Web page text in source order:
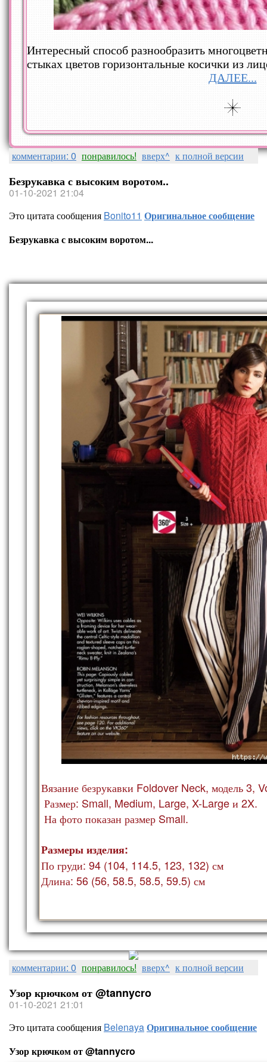
Интересный способ разнообразить
стыках цветов горизонтальные косички из
ДАЛЕЕ...
комментарии: 0 понравилось! вверх^ к полной версии
Безрукавка с высоким воротом..
01-10-2021 21:04
Это цитата сообщения Bonito11 Оригинальное сообщение
Безрукавка с высоким воротом...
Вязание безрукавки Foldover Neck, модель 3,
Размер: Small, Medium, Large, X-Large и 2X.
На фото показан размер Small.
Размеры изделия:
По груди: 94 (104, 114.5, 123, 132) см
Длина: 56 (56, 58.5, 58.5, 59.5) см
комментарии: 0 понравилось! вверх^ к полной версии
Узор крючком от @tannycro
01-10-2021 21:01
Это цитата сообщения BelenayaОригинальное сообщение
Узор крючком от @tannycro